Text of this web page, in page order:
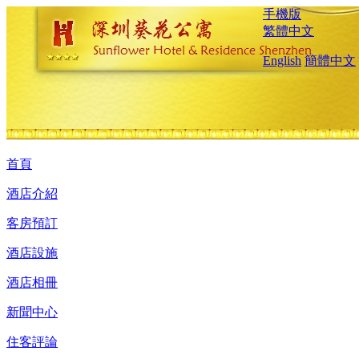
手機版
繁體中文
English 簡體中文
首頁
酒店介紹
客房預訂
酒店設施
酒店相冊
新聞中心
住客評論